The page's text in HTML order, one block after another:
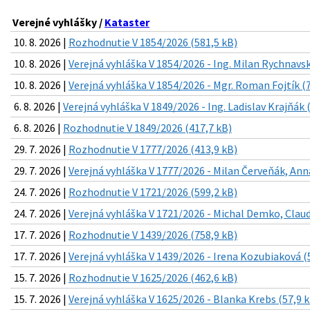
Verejné vyhlášky / Kataster
10. 8. 2026 | Rozhodnutie V 1854/2026 (581,5 kB)
10. 8. 2026 | Verejná vyhláška V 1854/2026 - Ing. Milan
10. 8. 2026 | Verejná vyhláška V 1854/2026 - Mgr. Roman Fojtík
6. 8. 2026 | Verejná vyhláška V 1849/2026 - Ing. Ladislav Krajňák
6. 8. 2026 | Rozhodnutie V 1849/2026 (417,7 kB)
29. 7. 2026 | Rozhodnutie V 1777/2026 (413,9 kB)
29. 7. 2026 | Verejná vyhláška V 1777/2026 - Milan Červeňák,
24. 7. 2026 | Rozhodnutie V 1721/2026 (599,2 kB)
24. 7. 2026 | Verejná vyhláška V 1721/2026 - Michal Demko,
17. 7. 2026 | Rozhodnutie V 1439/2026 (758,9 kB)
17. 7. 2026 | Verejná vyhláška V 1439/2026 - Irena Kozubiaková
15. 7. 2026 | Rozhodnutie V 1625/2026 (462,6 kB)
15. 7. 2026 | Verejná vyhláška V 1625/2026 - Blanka Krebs (57,9